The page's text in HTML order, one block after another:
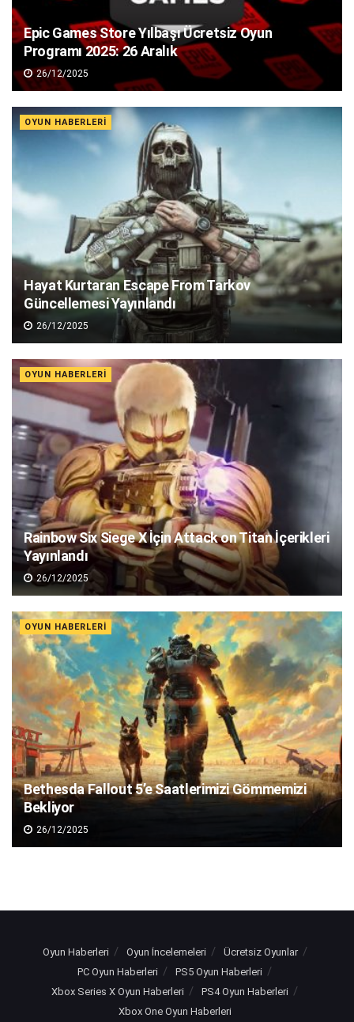
Epic Games Store Yılbaşı Ücretsiz Oyun
Programı 2025: 26 Aralık
26/12/2025
OYUN HABERLERI
Hayat Kurtaran Escape From Tarkov
Güncellemesi Yayınlandı
26/12/2025
OYUN HABERLERI
Rainbow Six Siege X İçin Attack on Titan İçerikleri
Yayınlandı
26/12/2025
OYUN HABERLERI
Bethesda Fallout 5’e Saatlerimizi Gömmemizi
Bekliyor
26/12/2025
Oyun Haberleri Oyun İncelemeleri
Ücretsiz Oyunlar
PC Oyun Haberleri
PS5 Oyun Haberleri
Xbox Series X Oyun Haberleri
PS4 Oyun Haberleri
Xbox One Oyun Haberleri